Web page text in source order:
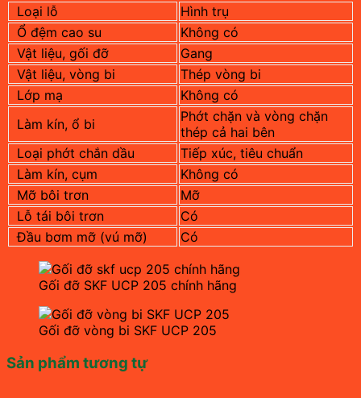
Loại lỗ
Hình trụ
Ổ đệm cao su
Không có
Vật liệu, gối đỡ
Gang
Vật liệu, vòng bi
Thép vòng bi
Lớp mạ
Không có
Làm kín, ổ bi
Phớt chặn và vòng chặn
thép cả hai bên
Loại phớt chắn dầu
Tiếp xúc, tiêu chuẩn
Làm kín, cụm
Không có
Mỡ bôi trơn
Mỡ
Lỗ tái bôi trơn
Có
Đầu bơm mỡ (vú mỡ)
Có
Gối đỡ SKF UCP 205 chính hãng
Gối đỡ vòng bi SKF UCP 205
Sản phẩm tương tự